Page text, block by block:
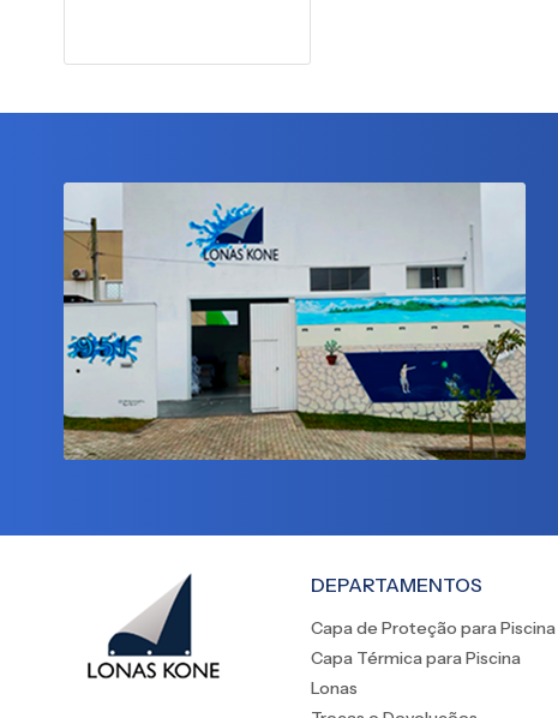
DEPARTAMENTOS
Capa de Proteção para Piscina
Capa Térmica para Piscina
Lonas